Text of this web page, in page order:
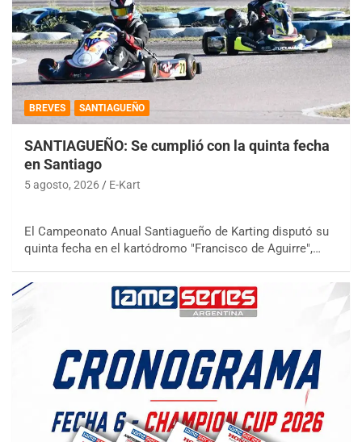
BREVES SANTIAGUEÑO
SANTIAGUEÑO: Se cumplió con la quinta fecha
en Santiago
5 agosto, 2026 E-Kart
El Campeonato Anual Santiagueño de Karting disputó su
quinta fecha en el kartódromo "Francisco de Aguirre",…